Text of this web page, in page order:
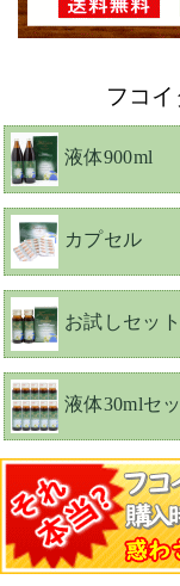
フコ
液体900ml
カプセル
お試しセット
液体30mlセ